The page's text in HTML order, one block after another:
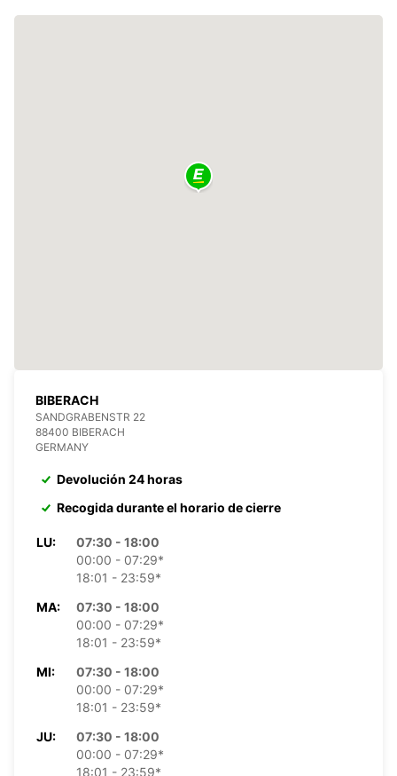
BIBERACH
SANDGRABENSTR 22
88400 BIBERACH
GERMANY
Devolución 24 horas
Recogida durante el horario de cierre
LU:
07:30 - 18:00
00:00 - 07:29*
18:01 - 23:59*
MA:
07:30 - 18:00
00:00 - 07:29*
18:01 - 23:59*
MI:
07:30 - 18:00
00:00 - 07:29*
18:01 - 23:59*
JU:
07:30 - 18:00
00:00 - 07:29*
18:01 - 23:59*